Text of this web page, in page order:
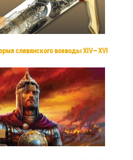
славянского воеводы XIV—XVI